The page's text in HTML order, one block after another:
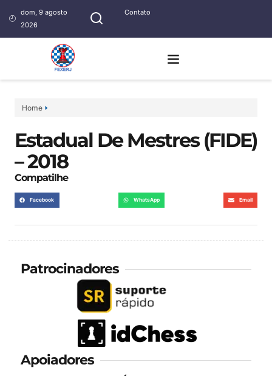
dom, 9 agosto
2026
Contato
Home
Estadual De Mestres (FIDE)
– 2018
Compatilhe
Facebook WhatsApp Email
Patrocinadores
Apoiadores